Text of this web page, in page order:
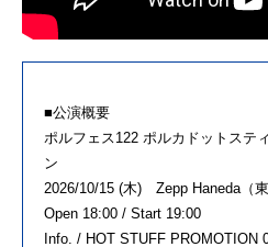
■公演概要
ポルフェス122 ポルカドットステ
ン
2026/10/15 (木) Zepp Haneda（東
Open 18:00 / Start 19:00
Info. / HOT STUFF PROMOTION